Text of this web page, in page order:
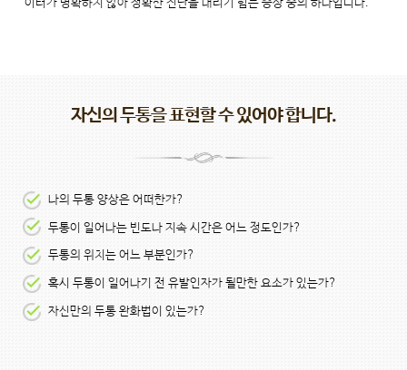
이터가 명확하지 않아 정확한 진단을 내리기 힘든 증상 중의 하나입니다.
자신의 두통을 표현할 수 있어야 합니다.
나의 두통 양상은 어떠한가?
두통이 일어나는 빈도나 지속 시간은 어느 정도인가?
두통의 위치는 어느 부분인가?
혹시 두통이 일어나기 전 유발인자가 될만한 요소가 있는가?
자신만의 두통 완화법이 있는가?